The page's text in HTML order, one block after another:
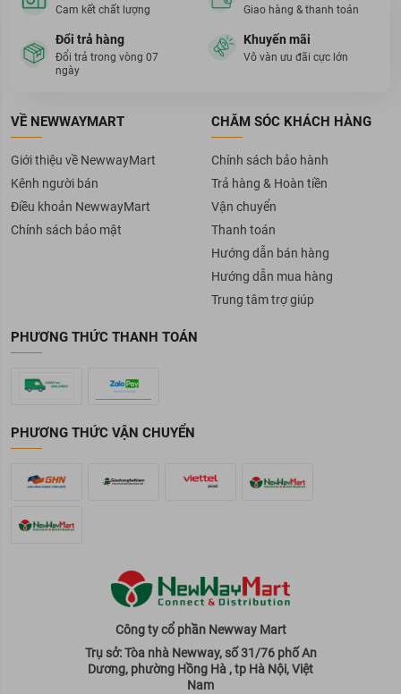
Cam kết chất lượng Giao hàng & thanh toán
Đổi trả hàng
Đổi trả trong vòng 07
ngày
Khuyến mãi
Vô vàn ưu đãi cực lớn
VỀ NEWWAYMART
Giới thiệu về NewwayMart
Kênh người bán
Điều khoản NewwayMart
Chính sách bảo mật
CHĂM SÓC KHÁCH HÀNG
Chính sách bảo hành
Trả hàng & Hoàn tiền
Vận chuyển
Thanh toán
Hướng dẫn bán hàng
Hướng dẫn mua hàng
Trung tâm trợ giúp
PHƯƠNG THỨC THANH TOÁN
PHƯƠNG THỨC VẬN CHUYỂN
Công ty cổ phần Newway Mart
Trụ sở: Tòa nhà Newway, số 31/76 phố An
Dương, phường Hồng Hà , tp Hà Nội, Việt
Nam